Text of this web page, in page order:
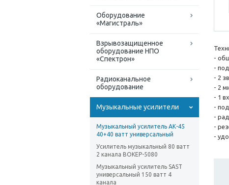
Оборудование
«Магистраль»
Взрывозащищенное
оборудование НПО
«Спектрон»
Радиоканальное
оборудование
Музыкальные усилители
Музыкальный усилитель АК-45
40+40 ватт универсальный
Усилитель музыкальный 80 ватт
2 канала ВОКЕР-5080
Музыкальный усилитель SAST
универсальный 150 ватт 4
канала
-
-
- 2
- 2
- 1
-
-
-
-